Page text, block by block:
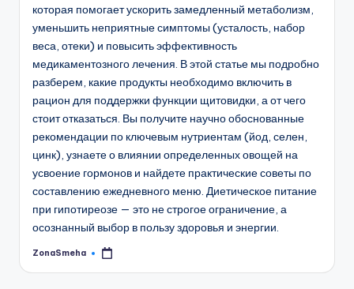
которая помогает ускорить замедленный метаболизм,
уменьшить неприятные симптомы (усталость, набор
веса, отеки) и повысить эффективность
медикаментозного лечения. В этой статье мы подробно
разберем, какие продукты необходимо включить в
рацион для поддержки функции щитовидки, а от чего
стоит отказаться. Вы получите научно обоснованные
рекомендации по ключевым нутриентам (йод, селен,
цинк), узнаете о влиянии определенных овощей на
усвоение гормонов и найдете практические советы по
составлению ежедневного меню. Диетическое питание
при гипотиреозе — это не строгое ограничение, а
осознанный выбор в пользу здоровья и энергии.
Запись
ZonaSmeha